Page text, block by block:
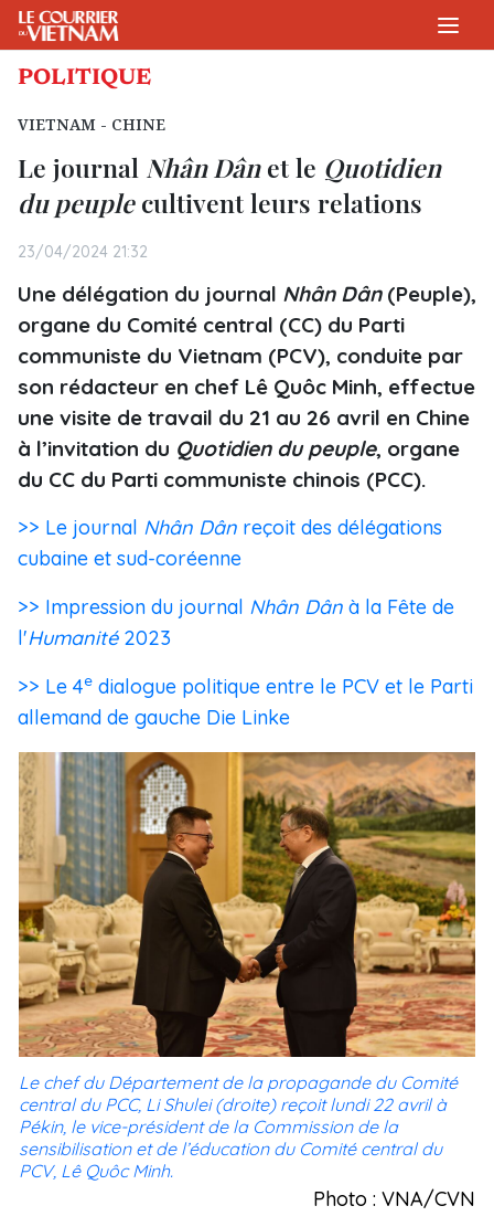
POLITIQUE
VIETNAM - CHINE
Le journal Nhân Dânet le Quotidien
du peuplecultivent leurs relations
23/04/2024 21:32
Une délégation du journal Nhân Dân(Peuple),
organe du Comité central (CC) du Parti
communiste du Vietnam (PCV), conduite par
son rédacteur en chef Lê Quôc Minh, effectue
une visite de travail du 21 au 26 avril en Chine
à l’invitation du Quotidien du peuple, organe
du CC du Parti communiste chinois (PCC).
>> Le journal Nhân Dân reçoit des délégations
cubaine et sud-coréenne
>> Impression du journal Nhân Dân à la Fête de
l'Humanité2023
>> Le 4e dialogue politique entre le PCV et le Parti
allemand de gauche Die Linke
Le chef du Département de la propagande du Comité
central du PCC, Li Shulei (droite) reçoit lundi 22 avril à
Pékin, le vice-président de la Commission de la
sensibilisation et de l’éducation du Comité central du
PCV, Lê Quôc Minh.
Photo : VNA/CVN